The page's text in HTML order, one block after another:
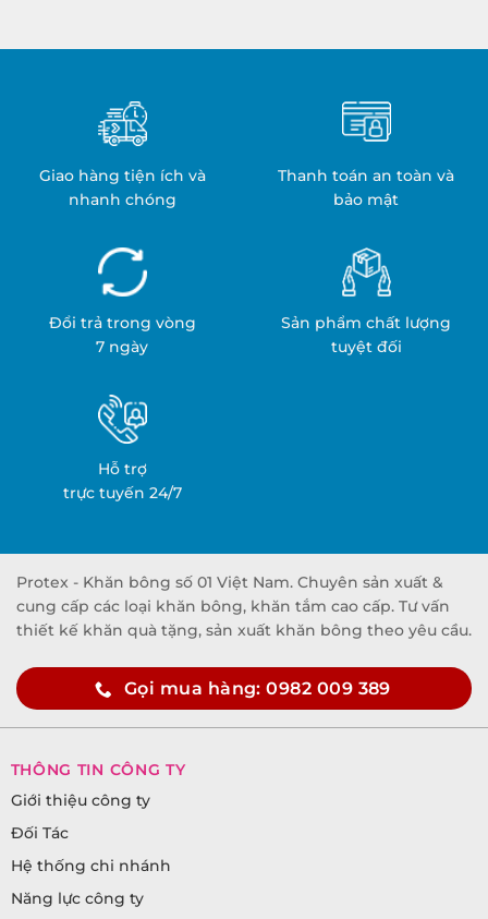
Giao hàng tiện ích và
nhanh chóng
Thanh toán an toàn và
bảo mật
Đổi trả trong vòng
7 ngày
Sản phẩm chất lượng
tuyệt đối
Hỗ trợ
trực tuyến 24/7
Protex - Khăn bông số 01 Việt Nam. Chuyên sản xuất &
cung cấp các loại khăn bông, khăn tắm cao cấp. Tư vấn
thiết kế khăn quà tặng, sản xuất khăn bông theo yêu cầu.
Gọi mua hàng: 0982 009 389
THÔNG TIN CÔNG TY
Giới thiệu công ty
Đối Tác
Hệ thống chi nhánh
Năng lực công ty